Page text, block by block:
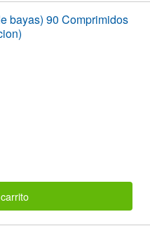
bayas) 90 Comprimidos